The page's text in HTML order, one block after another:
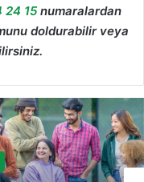
24 15numaralardan
doldurabilir veya